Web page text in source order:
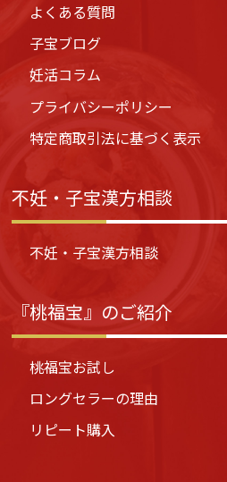
よくある質問
子宝ブログ
妊活コラム
プライバシーポリシー
特定商取引法に基づく表示
不妊・子宝漢方相談
不妊・子宝漢方相談
『桃福宝』のご紹介
桃福宝お試し
ロングセラーの理由
リピート購入